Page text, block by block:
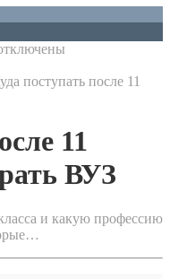
класса
поступать после 11
11
ВУЗ
и какую профессию